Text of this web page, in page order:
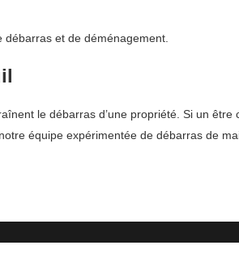
débarras et de déménagement.
le débarras d’une propriété. Si un
équipe expérimentée de débarras de